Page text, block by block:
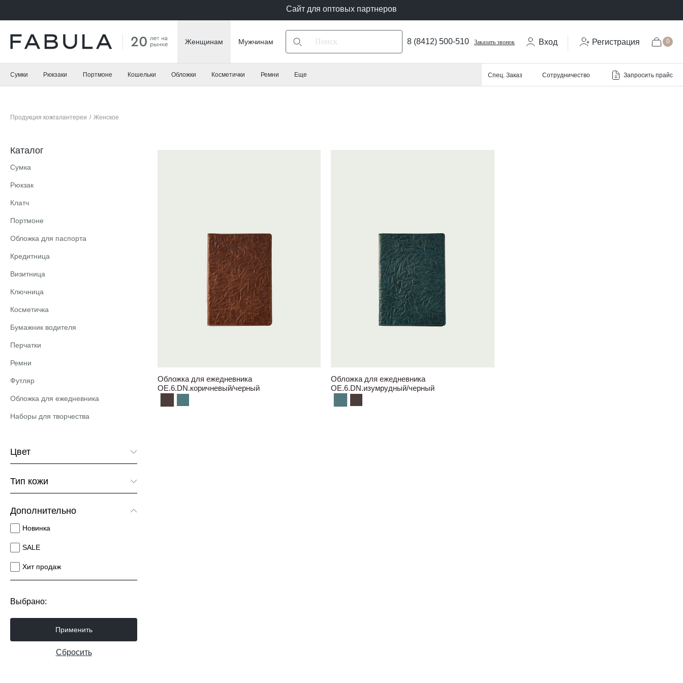
Сайт для оптовых партнеров
Женщинам Мужчинам 8 (8412) 500-510 Заказать звонок Вход Регистрация 0
Сумки Рюкзаки Портмоне Кошельки Обложки Косметички Ремни Еще Спец. Заказ Сотрудничество Запросить прайс
Продукция кожгалантереи / Женское
Каталог
Сумка
Рюкзак
Клатч
Портмоне
Обложка для паспорта
Кредитница
Визитница
Ключница
Косметичка
Бумажник водителя
Перчатки
Ремни
Футляр
Обложка для ежедневника
Наборы для творчества
Цвет
Тип кожи
Дополнительно
Новинка
SALE
Хит продаж
Выбрано:
Применить
Сбросить
Обложка для ежедневника
OE.6.DN.коричневый/черный
Обложка для ежедневника
OE.6.DN.изумрудный/черный